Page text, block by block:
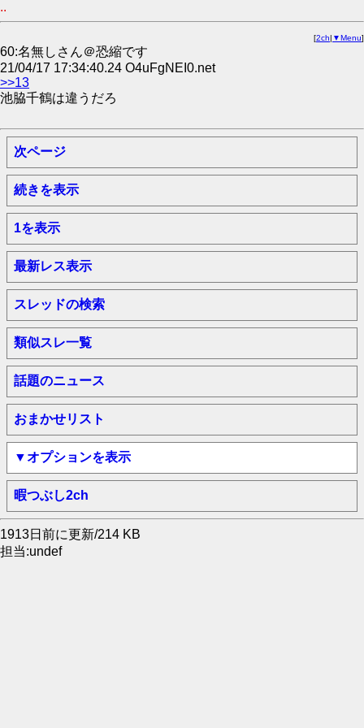
..
[2ch| ▼Menu]
60:名無しさん＠恐縮です
21/04/17 17:34:40.24 O4uFgNEI0.net
>>13
池脇千鶴は違うだろ
次ページ
続きを表示
1を表示
最新レス表示
スレッドの検索
類似スレ一覧
話題のニュース
おまかせリスト
▼オプションを表示
暇つぶし2ch
1913日前に更新/214 KB
担当:undef